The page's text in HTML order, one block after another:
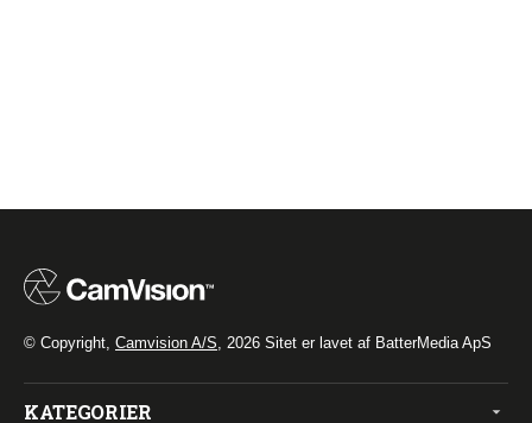
© Copyright, Camvision A/S, 2026 Sitet er lavet af BatterMedia ApS
KATEGORIER